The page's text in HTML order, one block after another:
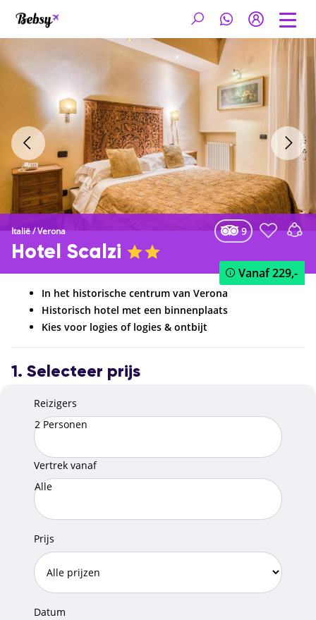
Italië/Verona 9
Hotel Scalzi
Vanaf229,-
In het historische centrum van Verona
Historisch hotel met een binnenplaats
Kies voor logies of logies & ontbijt
1. Selecteer prijs
Reizigers
2 Personen
Vertrek vanaf
Alle
Prijs
Datum